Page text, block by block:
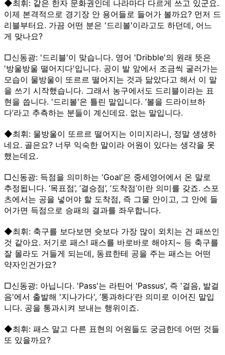
◆최휘: 같은 한자 문화권인데 나라마다 다르게 쓰고 있군요.
이제 본격적으로 경기장 안 용어들로 들어가 볼까요? 먼저 드
리블부터요. 가끔 어떤 분은 '드리볼'이라고도 하던데, 어느
게 맞나요?
□신동광: '드리블'이 맞습니다. 영어 'Dribble'의 원래 뜻은
'방울방울 떨어지다'입니다. 공이 발 앞에서 조금씩 굴러가는
모습이 물방울이 또르르 떨어지는 것과 닮았다고 해서 이 말
을 쓰기 시작했습니다. 그래서 농구에서도 드리블이라는 표
현을 씁니다. '드리볼'은 틀린 말입니다. ‘볼을 드라이브하
다’라고 추측하는 분들이 계신데요. 없는 말입니다.
◆최휘: 물방울이 또르르 떨어지는 이미지라니, 정말 생생하
네요. 골은요? 너무 익숙한 말이라 어원이 있다는 생각을 못
했는데요.
□신동광: 득점을 의미하는 'Goal'은 중세영어에서 온 말로
추정됩니다. ‘목표점’, ‘결승점’, ‘도착점’이란 의미를 갖죠. 스포
츠에서는 공을 넣어야 할 도착점, 즉 그물 안이고, 그 안에 들
어가면 득점으로 승패의 결과를 좌우합니다.
◆최휘: 축구를 보다보면 슛보다 가장 많이 외치는 건 패쓰인
것 같아요. 저기로 패스! 패스를 바로바로 해야지~ 등 축구를
잘 몰라도 거들게 되는데, 동료한테 공을 주는 패스는 어떤
약자인건가요?
□신동광: 아닙니다. 'Pass'는 라틴어 'Passus', 즉 '걸음, 발걸
음'에서 출발해 '지나가다', ‘통과하다’란 의미로 이어진 말입
니다. 공을 통과시켜 보내는 행위이죠.
◆최휘: 패스 말고 다른 표현의 어원들도 궁금한데 어떤 것들
또 있을까요?